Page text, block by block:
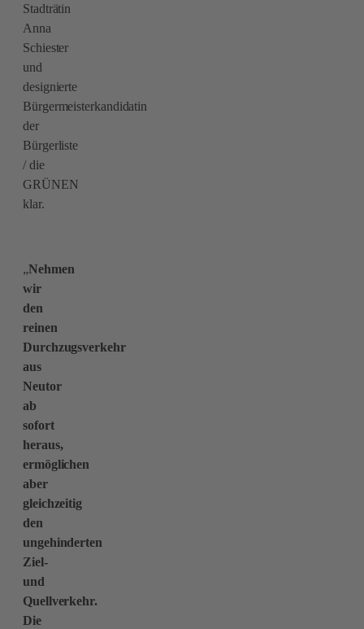
Stadträtin
Anna
Schiester
und
designierte
Bürgermeisterkandidatin
der
Bürgerliste
/ die
GRÜNEN
klar.
„Nehmen
wir
den
reinen
Durchzugsverkehr
aus
Neutor
ab
sofort
heraus,
ermöglichen
aber
gleichzeitig
den
ungehinderten
Ziel-
und
Quellverkehr.
Die